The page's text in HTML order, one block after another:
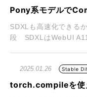
Pony系モデルで
SDXLも高速化できる
段 SDXLはWebUI
2025.01.26 Stable
torch.compileを使